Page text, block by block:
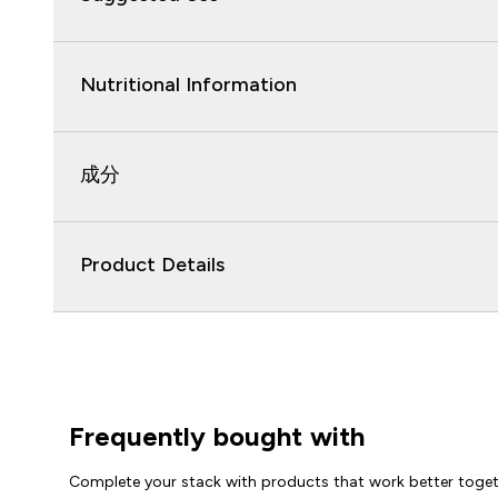
Nutritional Information
成分
Product Details
Frequently bought with
Complete your stack with products that work better